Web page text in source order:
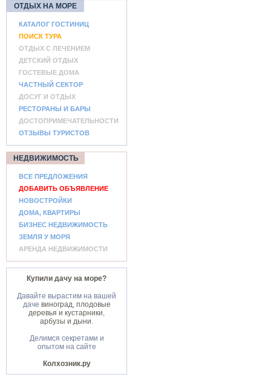
ОТДЫХ НА МОРЕ
КАТАЛОГ ГОСТИНИЦ
ПОИСК ТУРА
ОТДЫХ С ЛЕЧЕНИЕМ
ДЕТСКИЙ ОТДЫХ
ГОСТЕВЫЕ ДОМА
ЧАСТНЫЙ СЕКТОР
ДОСУГ И ОТДЫХ
РЕСТОРАНЫ И БАРЫ
ДОСТОПРИМЕЧАТЕЛЬНОСТИ
ОТЗЫВЫ ТУРИСТОВ
НЕДВИЖИМОСТЬ
ВСЕ ПРЕДЛОЖЕНИЯ
ДОБАВИТЬ ОБЪЯВЛЕНИЕ
НОВОСТРОЙКИ
ДОМА, КВАРТИРЫ
БИЗНЕС НЕДВИЖИМОСТЬ
ЗЕМЛЯ У МОРЯ
АРЕНДА НЕДВИЖИМОСТИ
Купили дачу на море?
Давайте вырастим на вашей
даче виноград, плодовые
деревья и кустарники,
арбузы и дыни.
Делимся секретами и
опытом на сайте
Колхозник.ру